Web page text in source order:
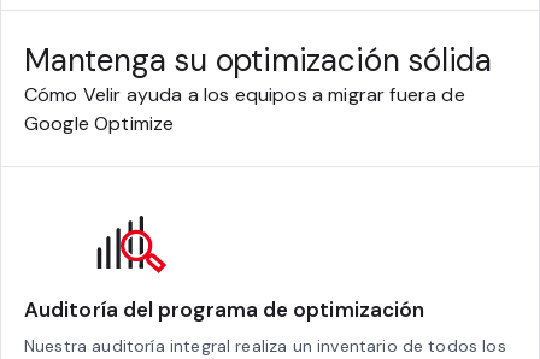
Mantenga su optimización sólida
Cómo Velir ayuda a los equipos a migrar fuera de
Google Optimize
Auditoría del programa de optimización
Nuestra auditoría integral realiza un inventario de todos los